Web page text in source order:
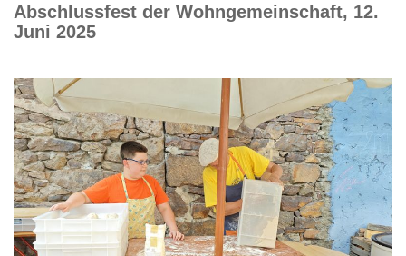
Abschlussfest der Wohngemeinschaft, 12.
Juni 2025